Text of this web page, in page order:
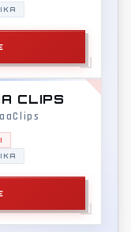
CLIPS